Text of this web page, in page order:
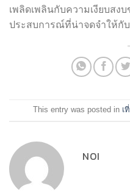
เพลิดเพลินกับความเงียบสง
ประสบการณ์ที่น่าจดจำให้กั
This entry was posted in เ
NOI